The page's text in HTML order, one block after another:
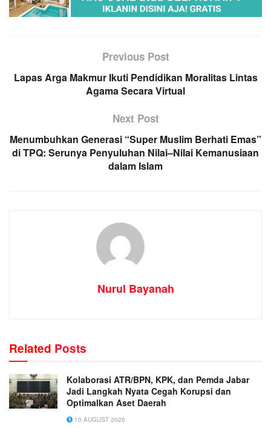
Previous Post
Lapas Arga Makmur Ikuti Pendidikan Moralitas Lintas
Agama Secara Virtual
Next Post
Menumbuhkan Generasi “Super Muslim Berhati Emas”
di TPQ: Serunya Penyuluhan Nilai–Nilai Kemanusiaan
dalam Islam
Nurul Bayanah
Related Posts
Kolaborasi ATR/BPN, KPK, dan Pemda Jabar
Jadi Langkah Nyata Cegah Korupsi dan
Optimalkan Aset Daerah
10 AUGUST 2026